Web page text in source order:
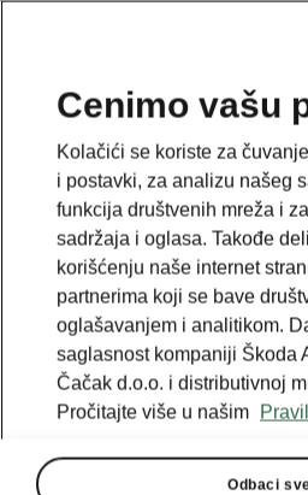
Cenimo vašu
Kolačići se koriste za
i postavki, za analizu našeg
funkcija društvenih mreža i
sadržaja i oglasa. Takođe
korišćenju naše internet
partnerima koji se bave
oglašavanjem i analitikom.
saglasnost kompaniji Škoda
Čačak d.o.o. i distributivnoj
Pročitajte više u našim
Odbaci